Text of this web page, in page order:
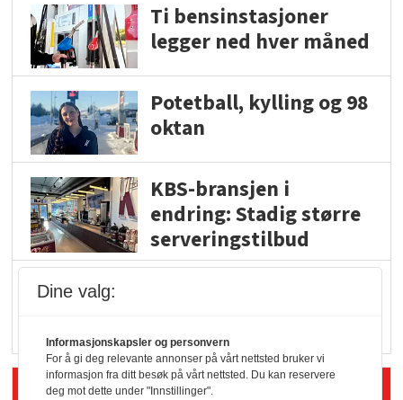
Ti bensinstasjoner
legger ned hver måned
Potetball, kylling og 98
oktan
KBS-bransjen i
endring: Stadig større
serveringstilbud
Siste artikler - Butikk i praksis
Dine valg:
Informasjonskapsler og personvern
For å gi deg relevante annonser på vårt nettsted bruker vi
informasjon fra ditt besøk på vårt nettsted. Du kan reservere
deg mot dette under "Innstillinger".